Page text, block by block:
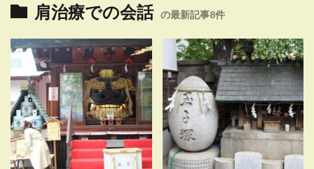
肩治療での会話 の最新記事8件